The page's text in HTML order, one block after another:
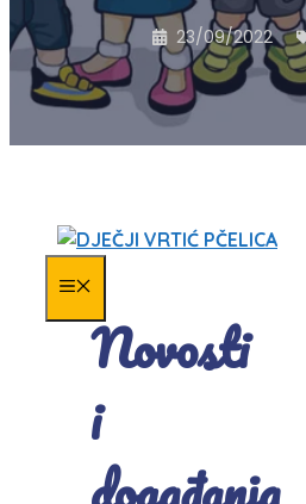
23/09/2022